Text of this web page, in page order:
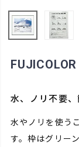
水、ノリ不要
水やノリを使う
す。枠はグリー